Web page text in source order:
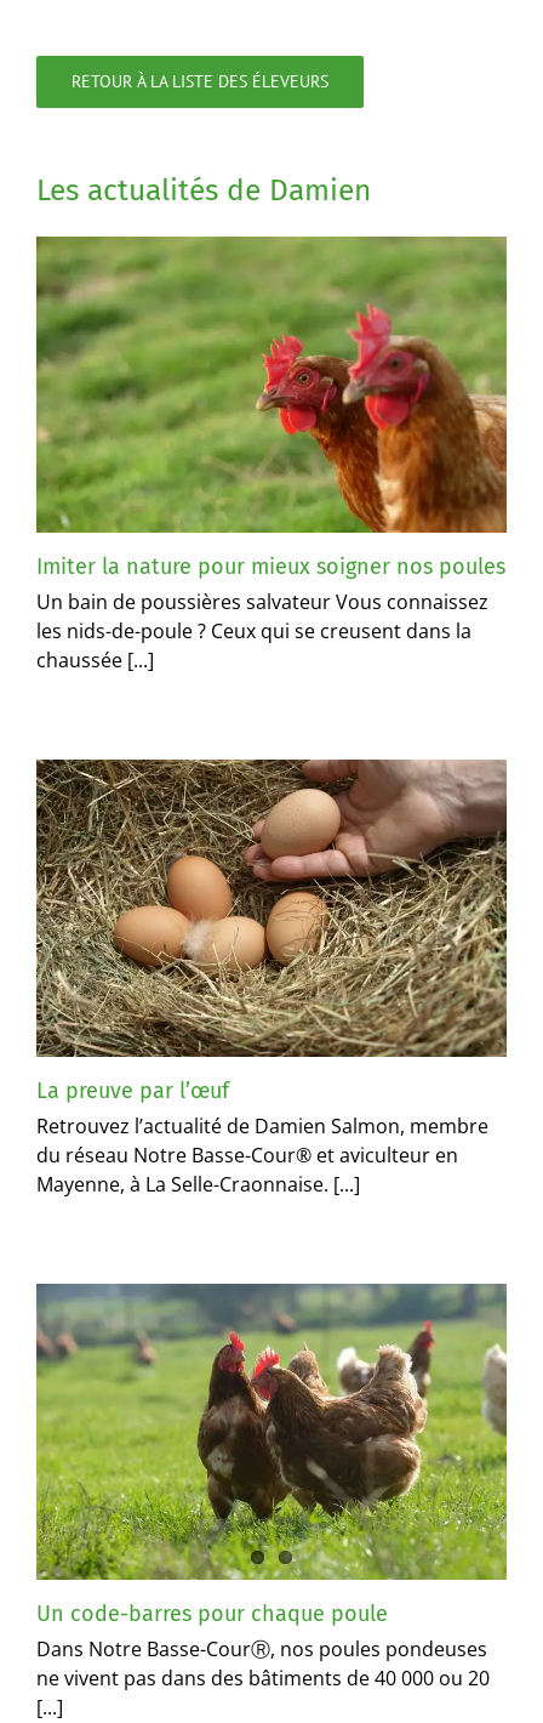
RETOUR À LA LISTE DES ÉLEVEURS
Les actualités de Damien
Imiter la nature pour mieux soigner nos poules
Un bain de poussières salvateur Vous connaissez
les nids-de-poule ? Ceux qui se creusent dans la
chaussée [...]
La preuve par l’œuf
Retrouvez l’actualité de Damien Salmon, membre
du réseau Notre Basse-Cour® et aviculteur en
Mayenne, à La Selle-Craonnaise. [...]
Un code-barres pour chaque poule
Dans Notre Basse-CourⓇ, nos poules pondeuses
ne vivent pas dans des bâtiments de 40 000 ou 20
[...]